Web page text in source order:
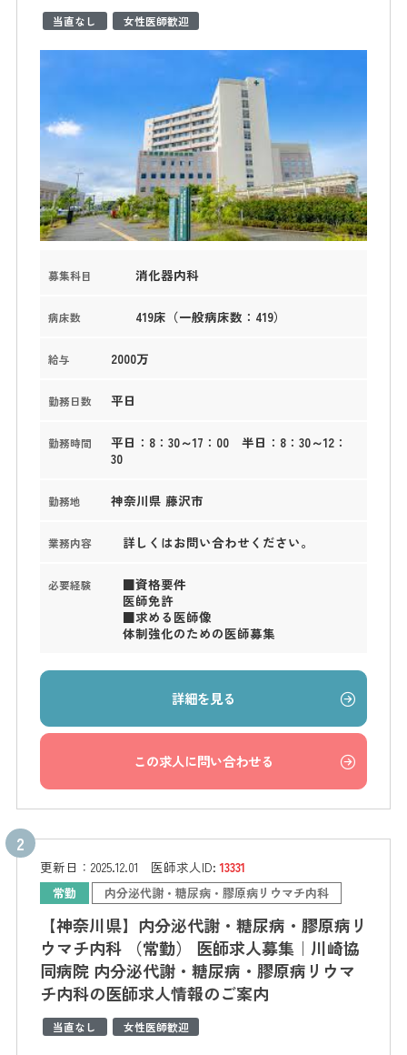
当直なし 女性医師歓迎
募集科目 消化器内科
病床数 419床（一般病床数：419）
給与 2000万
勤務日数 平日
勤務時間
平日：8：30～17：00 半日：8：30～12：
30
勤務地 神奈川県 藤沢市
業務内容 詳しくはお問い合わせください。
必要経験
■資格要件
医師免許
■求める医師像
体制強化のための医師募集
詳細を見る
この求人に問い合わせる
更新日： 2025.12.01 医師求人ID:13331
常勤 内分泌代謝・糖尿病・膠原病リウマチ内科
【神奈川県】内分泌代謝・糖尿病・膠原病リ
ウマチ内科 （常勤） 医師求人募集｜川崎協
同病院 内分泌代謝・糖尿病・膠原病リウマ
チ内科の医師求人情報のご案内
当直なし 女性医師歓迎